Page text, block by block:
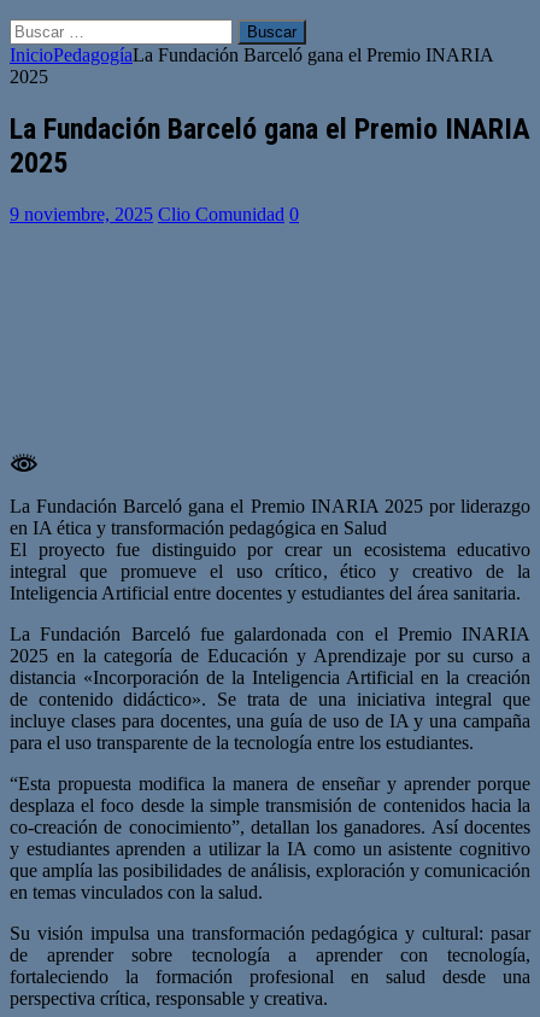
Buscar:
InicioPedagogíaLa Fundación Barceló gana el Premio INARIA
2025
La Fundación Barceló gana el Premio INARIA
2025
9 noviembre, 2025 Clio Comunidad 0
La Fundación Barceló gana el Premio INARIA 2025 por liderazgo
en IA ética y transformación pedagógica en Salud
El proyecto fue distinguido por crear un ecosistema educativo
integral que promueve el uso crítico, ético y creativo de la
Inteligencia Artificial entre docentes y estudiantes del área sanitaria.
La Fundación Barceló fue galardonada con el Premio INARIA
2025 en la categoría de Educación y Aprendizaje por su curso a
distancia «Incorporación de la Inteligencia Artificial en la creación
de contenido didáctico». Se trata de una iniciativa integral que
incluye clases para docentes, una guía de uso de IA y una campaña
para el uso transparente de la tecnología entre los estudiantes.
“Esta propuesta modifica la manera de enseñar y aprender porque
desplaza el foco desde la simple transmisión de contenidos hacia la
co-creación de conocimiento”, detallan los ganadores. Así docentes
y estudiantes aprenden a utilizar la IA como un asistente cognitivo
que amplía las posibilidades de análisis, exploración y comunicación
en temas vinculados con la salud.
Su visión impulsa una transformación pedagógica y cultural: pasar
de aprender sobre tecnología a aprender con tecnología,
fortaleciendo la formación profesional en salud desde una
perspectiva crítica, responsable y creativa.